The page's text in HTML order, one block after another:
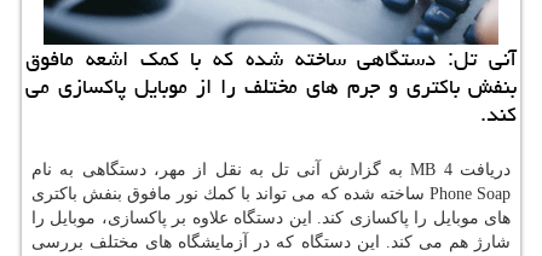
آنی تل: دستگاهی ساخته شده كه با كمك اشعه مافوق
بنفش باكتری و جرم های مختلف را از موبایل پاكسازی می
كند.
دریافت 4 MB به گزارش آنی تل به نقل از مهر، دستگاهی به نام
Phone Soap ساخته شده كه می تواند با كمك نور مافوق بنفش باكتری
های موبایل را پاكسازی كند. این دستگاه علاوه بر پاكسازی، موبایل را
شارژ هم می كند. این دستگاه كه در آزمایشگاه های مختلف بررسی